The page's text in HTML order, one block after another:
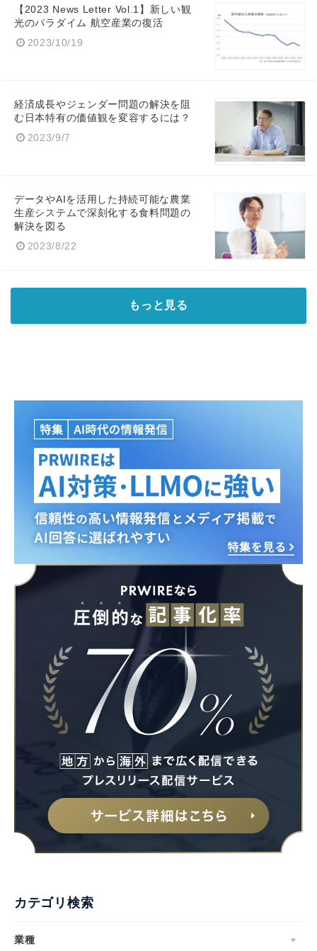
【2023 News Letter Vol.1】新しい観
光のパラダイム 航空産業の復活
2023/10/19
経済成長やジェンダー問題の解決を阻
む日本特有の価値観を変容するには？
2023/9/7
データやAIを活用した持続可能な農業
生産システムで深刻化する食料問題の
解決を図る
2023/8/22
もっと見る
カテゴリ検索
業種